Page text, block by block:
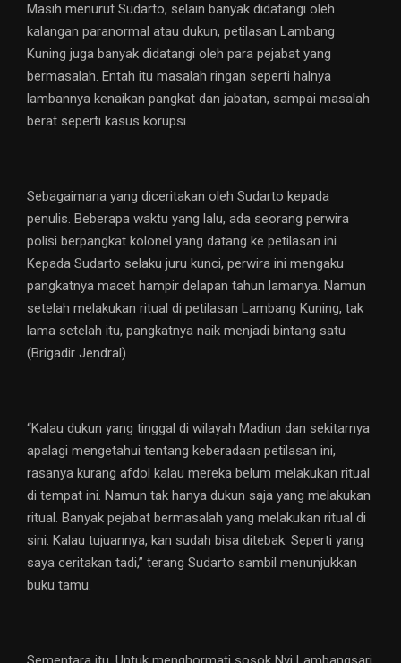
Masih menurut Sudarto, selain banyak didatangi oleh
kalangan paranormal atau dukun, petilasan Lambang
Kuning juga banyak didatangi oleh para pejabat yang
bermasalah. Entah itu masalah ringan seperti halnya
lambannya kenaikan pangkat dan jabatan, sampai masalah
berat seperti kasus korupsi.
Sebagaimana yang diceritakan oleh Sudarto kepada
penulis. Beberapa waktu yang lalu, ada seorang perwira
polisi berpangkat kolonel yang datang ke petilasan ini.
Kepada Sudarto selaku juru kunci, perwira ini mengaku
pangkatnya macet hampir delapan tahun lamanya. Namun
setelah melakukan ritual di petilasan Lambang Kuning, tak
lama setelah itu, pangkatnya naik menjadi bintang satu
(Brigadir Jendral).
“Kalau dukun yang tinggal di wilayah Madiun dan sekitarnya
apalagi mengetahui tentang keberadaan petilasan ini,
rasanya kurang afdol kalau mereka belum melakukan ritual
di tempat ini. Namun tak hanya dukun saja yang melakukan
ritual. Banyak pejabat bermasalah yang melakukan ritual di
sini. Kalau tujuannya, kan sudah bisa ditebak. Seperti yang
saya ceritakan tadi,” terang Sudarto sambil menunjukkan
buku tamu.